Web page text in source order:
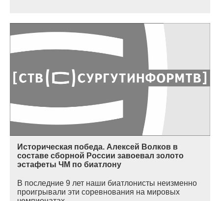
Историческая победа. Алексей Волков в
составе сборной России завоевал золото
эстафеты ЧМ по биатлону
В последние 9 лет наши биатлонисты неизменно
проигрывали эти соревнования на мировых